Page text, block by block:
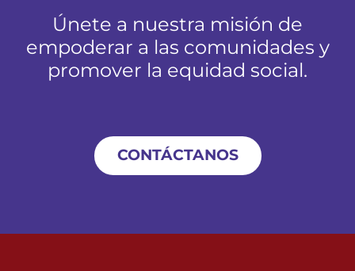
Únete a nuestra misión de
empoderar a las comunidades y
promover la equidad social.
CONTÁCTANOS